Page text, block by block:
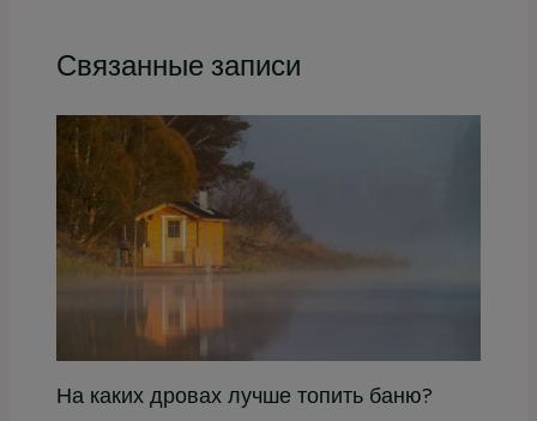
Связанные записи
На каких дровах лучше топить баню?